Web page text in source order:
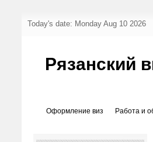
Today's date: Monday Aug 10 2026
Рязанский
Оформление виз Работа и